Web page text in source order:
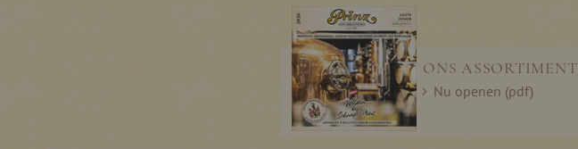
ONS ASSORTIMENT
Nu openen (pdf)